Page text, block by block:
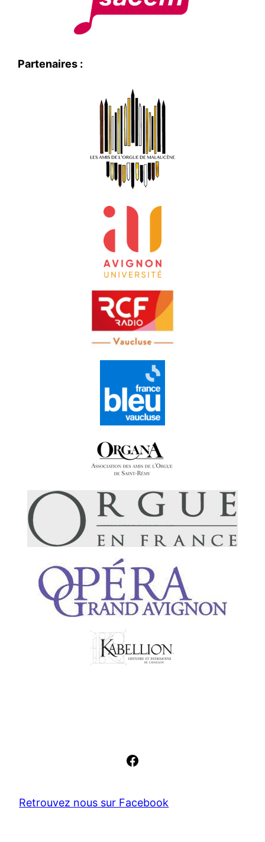
Partenaires :
Facebook
Retrouvez nous sur Facebook